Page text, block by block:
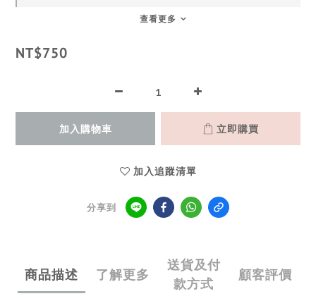
查看更多
NT$750
加入購物車 立即購買
加入追蹤清單
分享到
商品描述 了解更多
送貨及付
款方式
顧客評價